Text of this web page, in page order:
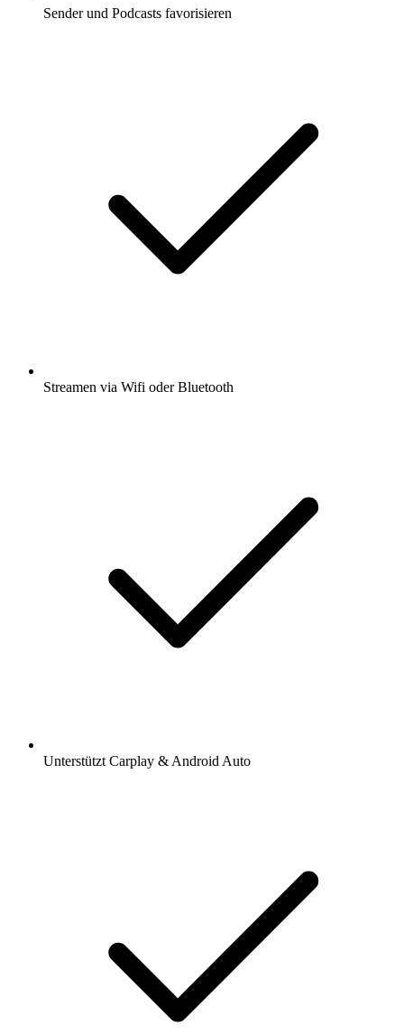
Sender und Podcasts favorisieren
Streamen via Wifi oder Bluetooth
Unterstützt Carplay & Android Auto